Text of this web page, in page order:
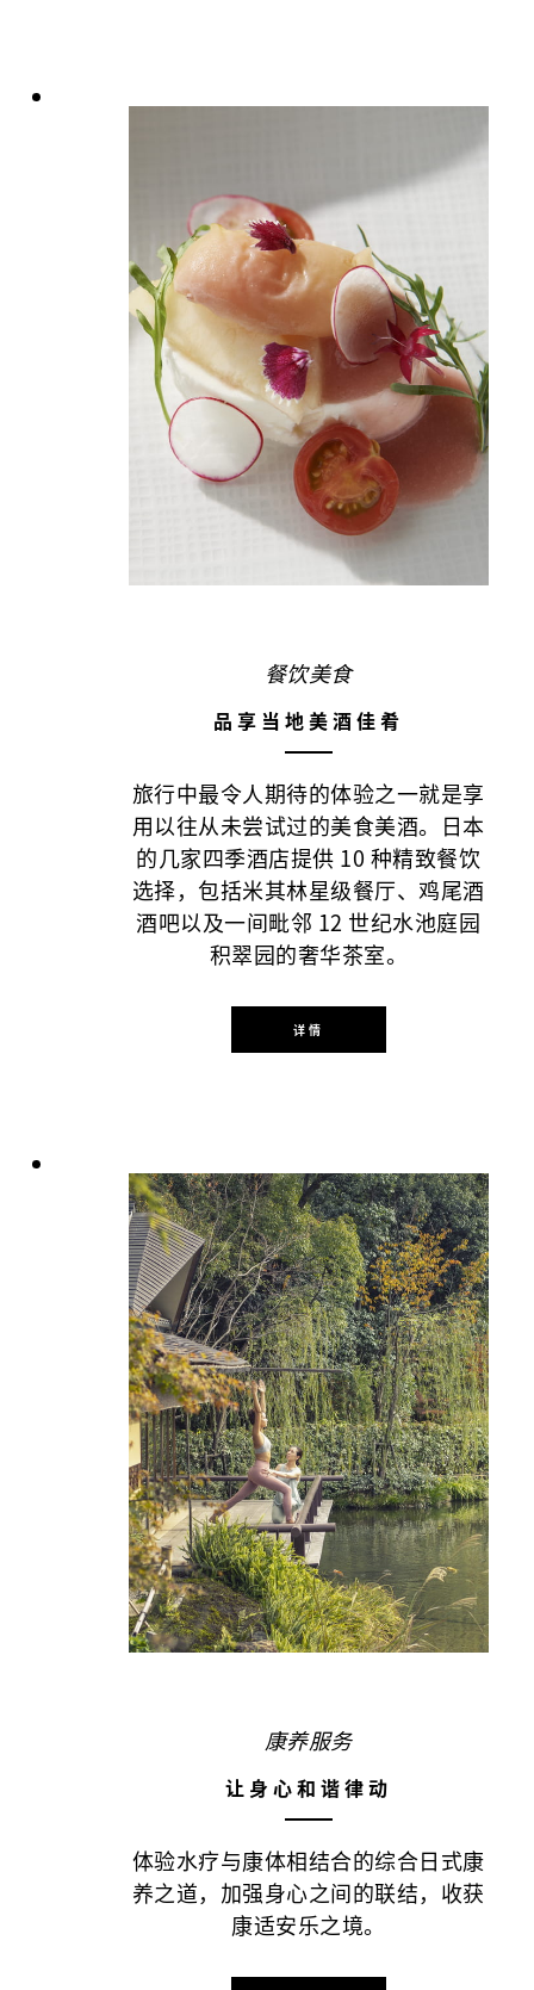
餐饮美食
品享当地美酒佳肴
旅行中最令人期待的体验之一就是享
用以往从未尝试过的美食美酒。日本
的几家四季酒店提供 10 种精致餐饮
选择，包括米其林星级餐厅、鸡尾酒
酒吧以及一间毗邻 12 世纪水池庭园
积翠园的奢华茶室。
详情
康养服务
让身心和谐律动
体验水疗与康体相结合的综合日式康
养之道，加强身心之间的联结，收获
康适安乐之境。